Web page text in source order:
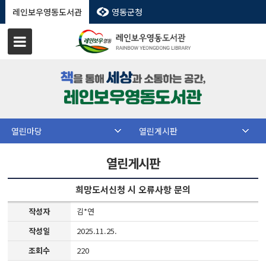
레인보우영동도서관 영동군청
열린게시판
열린마당 열린게시판
희망도서신청 시 오류사항 문의
작성자
김*연
작성일
2025.11.25.
조회수
220